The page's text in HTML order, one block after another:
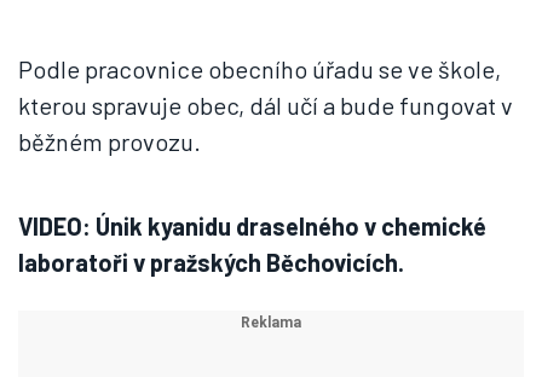
Podle pracovnice obecního úřadu se ve škole,
kterou spravuje obec, dál učí a bude fungovat v
běžném provozu.
VIDEO: Únik kyanidu draselného v chemické
laboratoři v pražských Běchovicích.